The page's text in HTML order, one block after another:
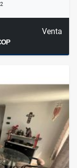
2
Venta